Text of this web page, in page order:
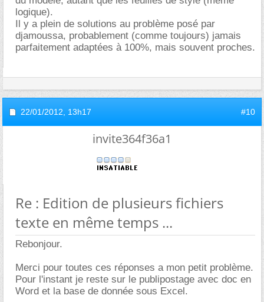
logique).
Il y a plein de solutions au problème posé par
djamoussa, probablement (comme toujours) jamais
parfaitement adaptées à 100%, mais souvent proches.
22/01/2012, 13h17 #10
invite364f36a1
Re : Edition de plusieurs fichiers
texte en même temps ...
Rebonjour.
Merci pour toutes ces réponses a mon petit problème.
Pour l'instant je reste sur le publipostage avec doc en
Word et la base de donnée sous Excel.